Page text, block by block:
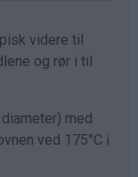
videre til
og rør i til
med
ved 175°C i